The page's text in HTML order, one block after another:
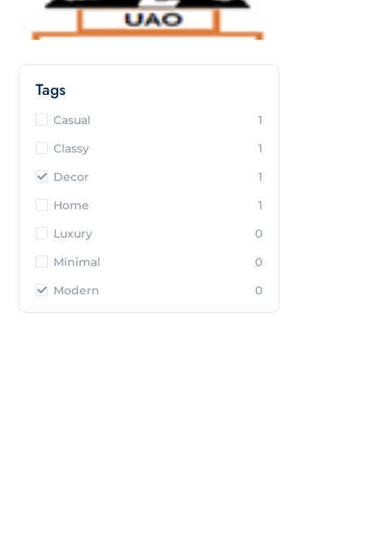
Tags
Casual
1
Classy
1
Decor
1
Home
1
Luxury
0
Minimal
0
Modern
0